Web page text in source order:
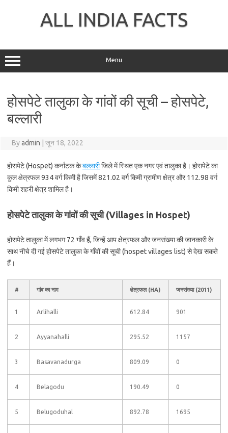
ALL INDIA FACTS
Menu
होसपेटे तालुका के गांवों की सूची – होसपेटे,
बल्लारी
Byadmin जून 18, 2022
होसपेटे (Hospet) कर्नाटक केबल्लारीजिले में स्थित एक नगर एवं तालुका है। होसपेटे का
कुल क्षेत्रफल 934 वर्ग किमी है जिसमें 821.02 वर्ग किमी ग्रामीण क्षेत्र और 112.98 वर्ग
किमी शहरी क्षेत्र शामिल है।
होसपेटे तालुका के गांवों की सूची (Villages in Hospet)
होसपेटे तालुका में लगभग 72 गाँव हैं, जिन्हें आप क्षेत्रफल और जनसंख्या की जानकारी के
साथ नीचे दी गई होसपेटे तालुका के गाँवों की सूची (hospet villages list) से देख सकते
हैं।
# गांव का नाम क्षेत्रफल (HA) जनसंख्या (2011)
1 Arlihalli 612.84 901
2 Ayyanahalli 295.52 1157
3 Basavanadurga 809.09 0
4 Belagodu 190.49 0
5 Belugoduhal 892.78 1695